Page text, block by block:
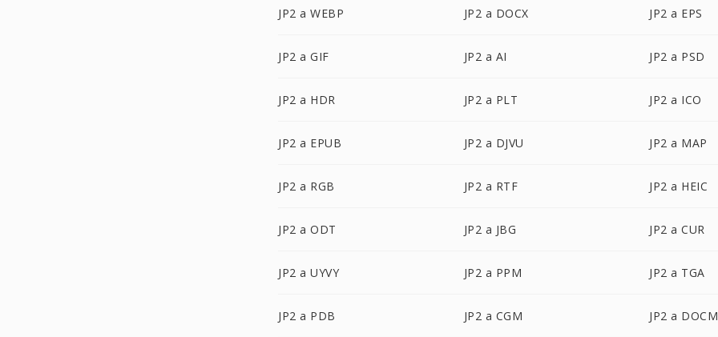
JP2 a WEBP JP2 a DOCX JP2 a EPS
JP2 a GIF JP2 a AI JP2 a PSD
JP2 a HDR JP2 a PLT JP2 a ICO
JP2 a EPUB JP2 a DJVU JP2 a MAP
JP2 a RGB JP2 a RTF JP2 a HEIC
JP2 a ODT JP2 a JBG JP2 a CUR
JP2 a UYVY JP2 a PPM JP2 a TGA
JP2 a PDB JP2 a CGM JP2 a DOCM